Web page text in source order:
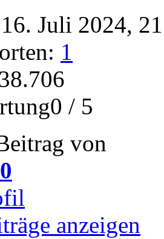
Juli 2024,
1
/ 5
von
anzeigen